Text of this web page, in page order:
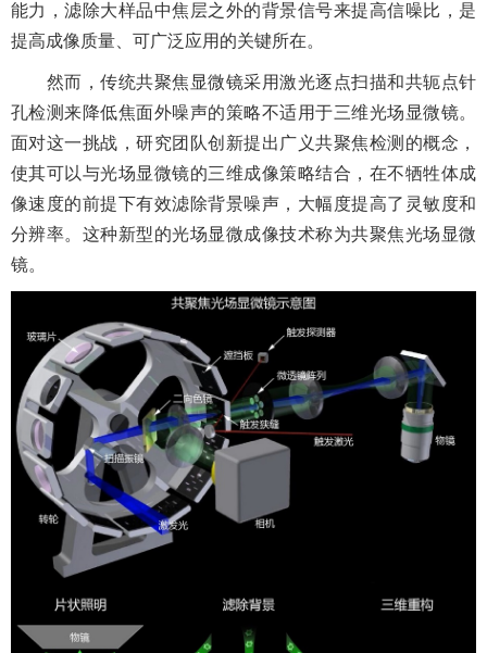
能力，滤除大样品中焦层之外的背景信号来提高信噪比，是
提高成像质量、可广泛应用的关键所在。
然而，传统共聚焦显微镜采用激光逐点扫描和共轭点针
孔检测来降低焦面外噪声的策略不适用于三维光场显微镜。
面对这一挑战，研究团队创新提出广义共聚焦检测的概念，
使其可以与光场显微镜的三维成像策略结合，在不牺牲体成
像速度的前提下有效滤除背景噪声，大幅度提高了灵敏度和
分辨率。这种新型的光场显微成像技术称为共聚焦光场显微
镜。